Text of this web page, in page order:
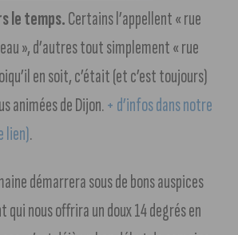
le temps.Certains l’appellent « rue
», d’autres tout simplement « rue
en soit, c’était (et c’est toujours)
animées de Dijon.+ d’infos dans notre
lien).
démarrera sous de bons auspices
qui nous offrira un doux 14 degrés en